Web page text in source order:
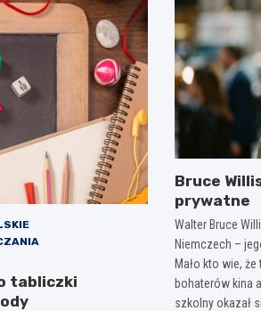
tabliczki
Bruce
prywatne
Walter Bruce
Niemczech –
Mało kto wie,
bohaterów kina
szkolny okazał